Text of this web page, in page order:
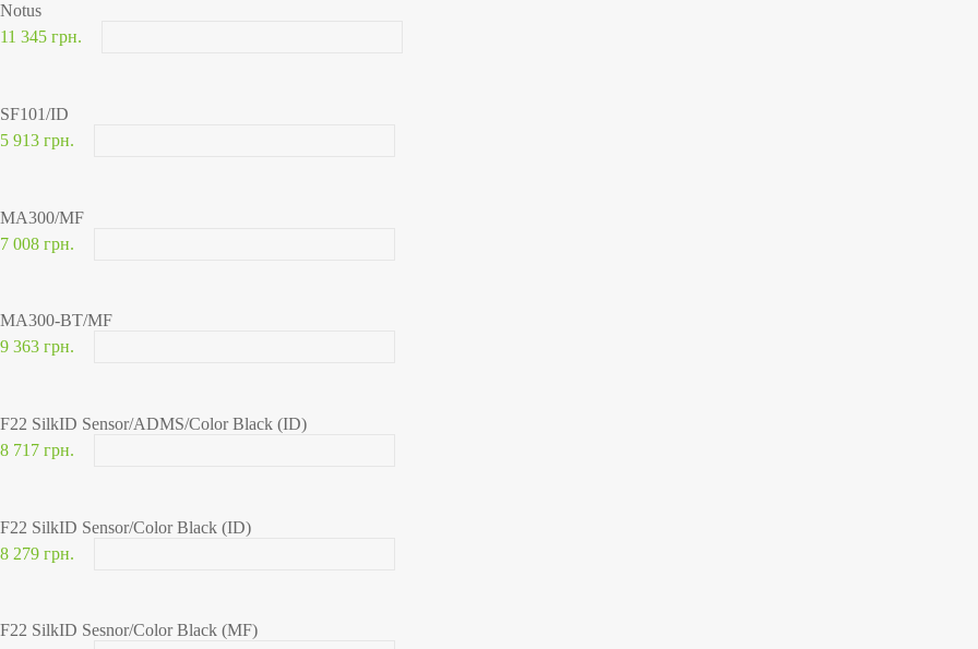
Notus
11 345 грн.
SF101/ID
5 913 грн.
MA300/MF
7 008 грн.
MA300-BT/MF
9 363 грн.
F22 SilkID Sensor/ADMS/Color Black (ID)
8 717 грн.
F22 SilkID Sensor/Color Black (ID)
8 279 грн.
F22 SilkID Sesnor/Color Black (MF)